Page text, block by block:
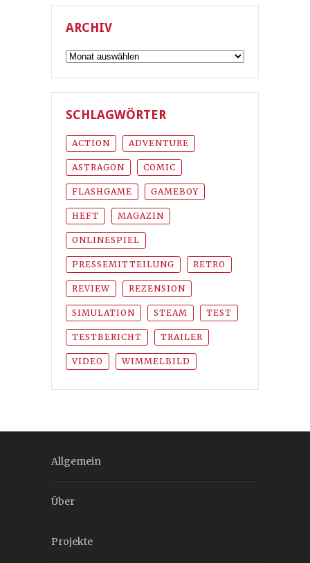
ARCHIV
Archiv
SCHLAGWÖRTER
ACTION ADVENTURE
ASTRAGON COMIC
FLASHGAME GAMEBOY
HEFT MAGAZIN
ONLINESPIEL
PRESSEMITTEILUNG RETRO
REVIEW REZENSION
SIMULATION STEAM TEST
TESTBERICHT TRAILER
VIDEO WIMMELBILD
Allgemein
Über
Projekte